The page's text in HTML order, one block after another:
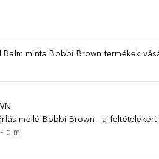
Balm minta Bobbi Brown termékek
mellé Bobbi Brown - a
- 5 ml